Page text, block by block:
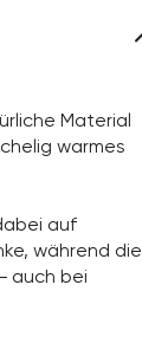
Material
warmes
auf
während die
auch bei